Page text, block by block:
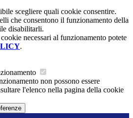
scegliere quali cookie consentire.
che consentono il funzionamento della
disabilitarli.
necessari al funzionamento potete
.
non possono essere
l'elenco nella pagina della cookie